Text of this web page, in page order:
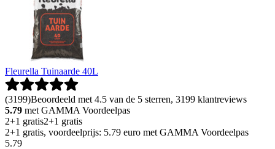
Fleurella Tuinaarde 40L
(3199)Beoordeeld met 4.5 van de 5 sterren, 3199 klantreviews
5.79 met GAMMA Voordeelpas
2+1 gratis2+1 gratis
2+1 gratis, voordeelprijs: 5.79 euro met GAMMA Voordeelpas
5.79